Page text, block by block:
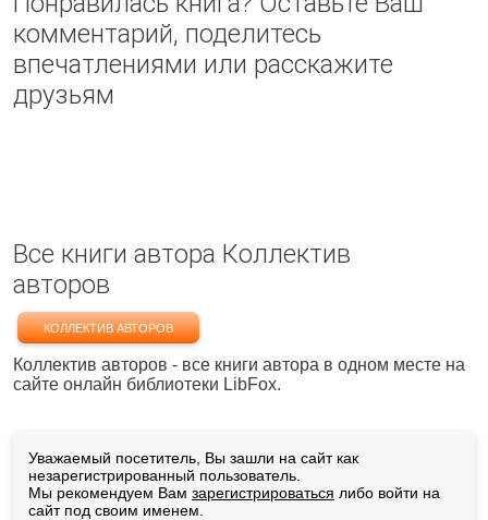
комментарий, поделитесь
впечатлениями или расскажите
друзьям
Все книги автора Коллектив
авторов
КОЛЛЕКТИВ АВТОРОВ
Коллектив авторов - все книги автора в одном месте на
сайте онлайн библиотеки LibFox.
Уважаемый посетитель, Вы зашли на сайт как
незарегистрированный пользователь.
Мы рекомендуем Вам зарегистрироваться либо войти на
сайт под своим именем.